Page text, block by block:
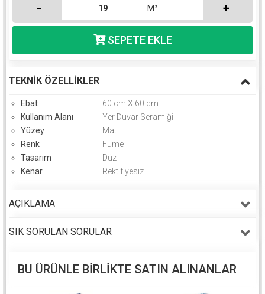
- M² +
TEKNIK ÖZELLIKLER
Ebat
60 cm X 60 cm
Kullanım Alanı
Yer Duvar Seramiği
Yüzey
Mat
Renk
Füme
Tasarım
Düz
Kenar
Rektifiyesiz
AÇIKLAMA
SIK SORULAN SORULAR
BU ÜRÜNLE BIRLIKTE SATIN ALINANLAR